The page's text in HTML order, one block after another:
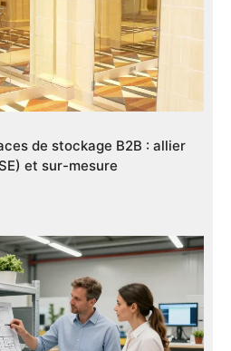
de stockage B2B : allier
et sur-mesure